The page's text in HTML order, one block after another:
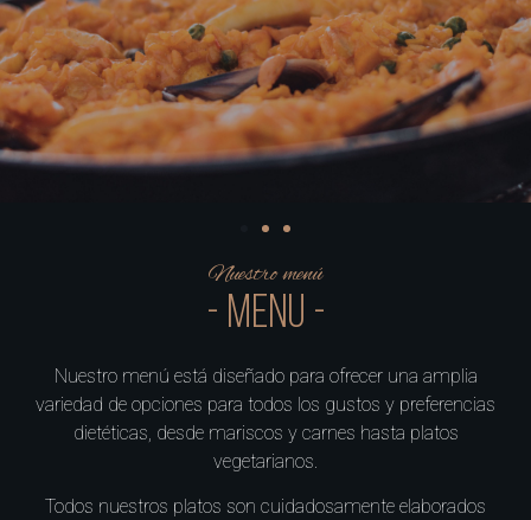
Nuestro menú
- MENU -
Nuestro menú está diseñado para ofrecer una amplia
variedad de opciones para todos los gustos y preferencias
dietéticas, desde mariscos y carnes hasta platos
vegetarianos.
Todos nuestros platos son cuidadosamente elaborados